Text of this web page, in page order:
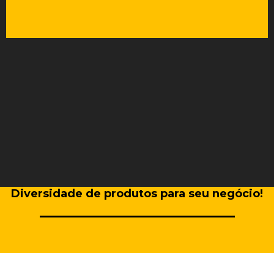
Diversidade de produtos para seu negócio!